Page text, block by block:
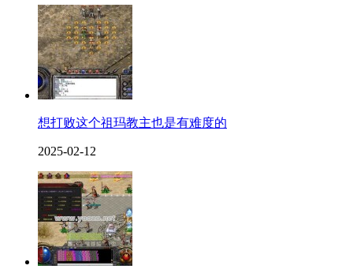
想打败这个祖玛教主也是有难度的
2025-02-12